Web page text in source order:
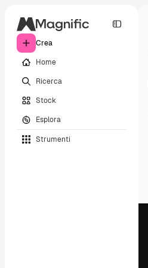
Crea
Home
Ricerca
Stock
Esplora
Strumenti